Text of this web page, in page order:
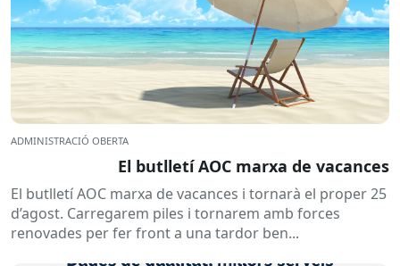
ADMINISTRACIÓ OBERTA
El butlletí AOC marxa de vacances
El butlletí AOC marxa de vacances i tornarà el proper 25
d’agost. Carregarem piles i tornarem amb forces
renovades per fer front a una tardor ben...